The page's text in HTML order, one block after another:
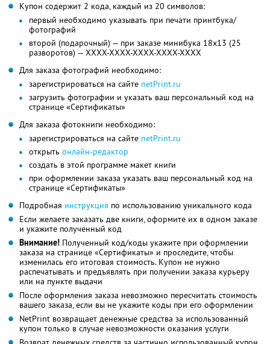
Купон содержит 2 кода, каждый из 20 символов:
первый необходимо указывать при печати принтбука/
фотографий
второй (подарочный) — при заказе минибука 18х13 (25
разворотов) — XXXX-XXXX-XXXX-XXXX-XXXX
Для заказа фотографий необходимо:
зарегистрироваться на сайте netPrint.ru
загрузить фотографии и указать ваш персональный код на
странице «Сертификаты»
Для заказа фотокниги необходимо:
зарегистрироваться на сайте netPrint.ru
открыть онлайн-редактор
создать в этой программе макет книги
при оформлении заказа указать ваш персональный код на
странице «Сертификаты»
Подробная инструкция по использованию уникального кода
Если желаете заказать две книги, оформите их в одном заказе
и укажите полученный код
Внимание! Полученный код/коды укажите при оформлении
заказа на странице «Сертификаты» и проследите, чтобы
изменилась его итоговая стоимость. Купон не нужно
распечатывать и предъявлять при получении заказа курьеру
или на пункте выдачи
После оформления заказа невозможно пересчитать стоимость
вашего заказа, если вы не укажите коды при его оформлении
NetPrint возвращает денежные средства за использованный
купон только в случае невозможности оказания услуги